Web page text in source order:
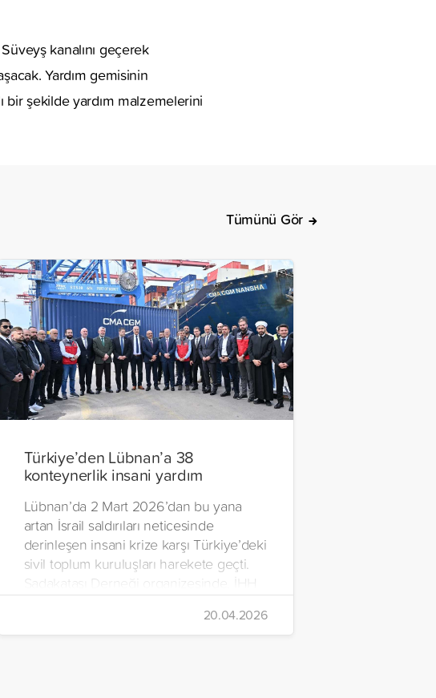
kanalını geçerek
Yardım gemisinin
bir şekilde yardım malzemelerini
Tümünü Gör
Türkiye’den Lübnan’a 38
konteynerlik insani yardım
Lübnan’da 2 Mart 2026’dan bu yana
artan İsrail saldırıları neticesinde
derinleşen insani krize karşı Türkiye’deki
sivil toplum kuruluşları harekete geçti.
Sadakataşı Derneği organizesinde, İHH
İnsani Yardım Vakfı, Yetim Vakfı ve
Yeryüzü Çocukları Derneği tarafından
hazırlanan ve içerisinde acil ihtiyaç
20.04.2026